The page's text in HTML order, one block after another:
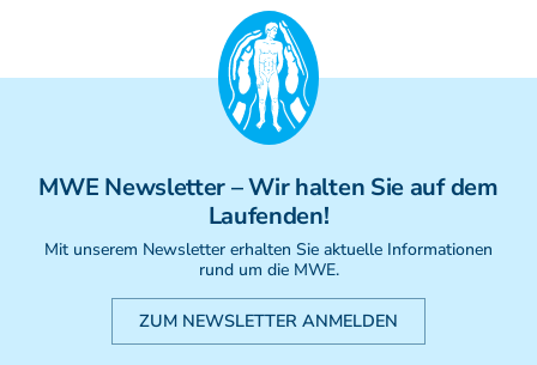
MWE Newsletter– Wir halten Sie auf dem
Laufenden!
Mit unserem Newsletter erhalten Sie aktuelle Informationen
rund um die MWE.
ZUM NEWSLETTER ANMELDEN